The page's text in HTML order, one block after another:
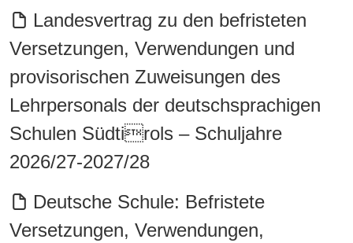
Landesvertrag zu den befristeten
Versetzungen, Verwendungen und
provisorischen Zuweisungen des
Lehrpersonals der deutschsprachigen
Schulen Südtirols – Schuljahre
2026/27-2027/28
Deutsche Schule: Befristete
Versetzungen, Verwendungen,